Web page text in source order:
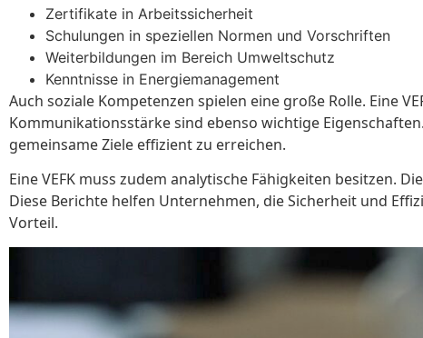
Zertifikate in Arbeitssicherheit
Schulungen in speziellen Normen und Vorschriften
Weiterbildungen im Bereich Umweltschutz
Kenntnisse in Energiemanagement
Auch soziale Kompetenzen spielen eine große Rolle. Eine
Kommunikationsstärke sind ebenso wichtige
gemeinsame Ziele effizient zu erreichen.
Eine VEFK muss zudem analytische Fähigkeiten besitzen.
Diese Berichte helfen Unternehmen, die Sicherheit und
Vorteil.